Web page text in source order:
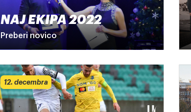
NAJ EKIPA 2022
Preberi novico
12. decembra